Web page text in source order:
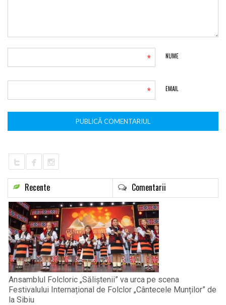
NUME
*
EMAIL
*
Recente Comentarii
Ansamblul Folcloric „Săliștenii” va urca pe scena
Festivalului Internațional de Folclor „Cântecele Munților” de
la Sibiu